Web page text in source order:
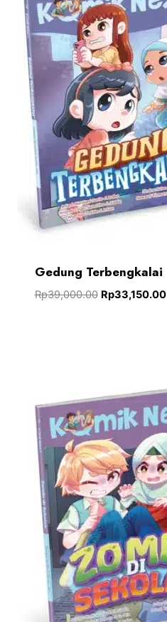
Gedung Terbengkalai
Rp39,000.00 Rp33,150.00